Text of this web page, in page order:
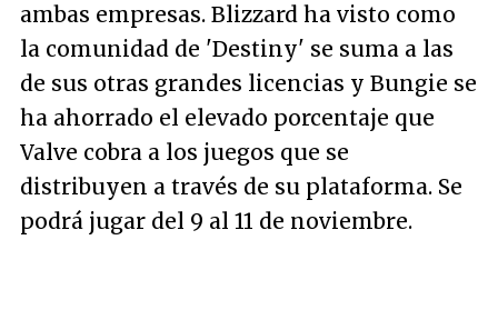
ambas empresas. Blizzard ha visto como
la comunidad de 'Destiny' se suma a las
de sus otras grandes licencias y Bungie se
ha ahorrado el elevado porcentaje que
Valve cobra a los juegos que se
distribuyen a través de su plataforma. Se
podrá jugar del 9 al 11 de noviembre.